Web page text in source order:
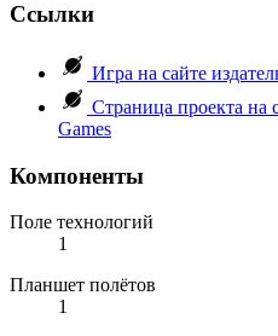
Ссылки
Игра на сайте
Страница проекта на
Games
Компоненты
Поле технологий
1
Планшет полётов
1